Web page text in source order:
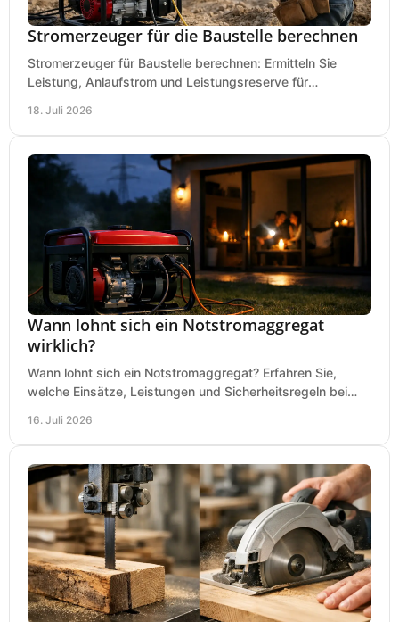
Stromerzeuger für die Baustelle berechnen
Stromerzeuger für Baustelle berechnen: Ermitteln Sie
Leistung, Anlaufstrom und Leistungsreserve für
18. Juli 2026
Wann lohnt sich ein Notstromaggregat
wirklich?
Wann lohnt sich ein Notstromaggregat? Erfahren Sie,
welche Einsätze, Leistungen und Sicherheitsregeln bei
16. Juli 2026